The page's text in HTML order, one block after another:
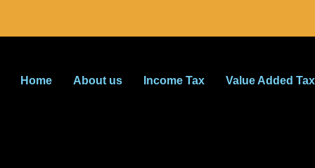
Home About us Income Tax Value Added